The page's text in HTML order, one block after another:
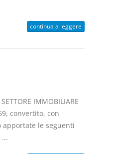
continua a leggere
IMMOBILIARE
convertito, con
apportate le seguenti